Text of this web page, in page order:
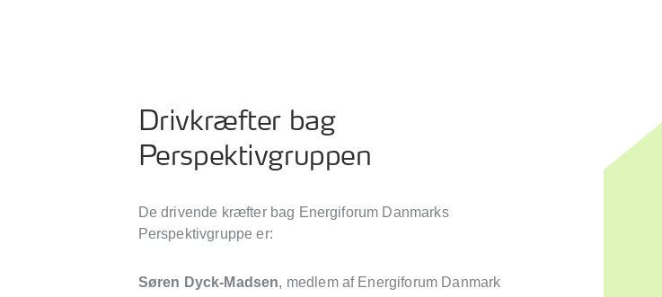
Drivkræfter bag
Perspektivgruppen
De drivende kræfter bag Energiforum Danmarks
Perspektivgruppe er:
Søren Dyck-Madsen, medlem af Energiforum Danmark